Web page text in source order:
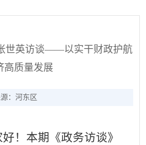
世英访谈——以实干财政护航
高质量发展
：河东区
好！本期《政务访谈》